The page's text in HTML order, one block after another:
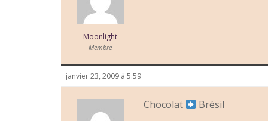
Moonlight
Membre
janvier 23, 2009 à 5:59
Chocolat Brésil